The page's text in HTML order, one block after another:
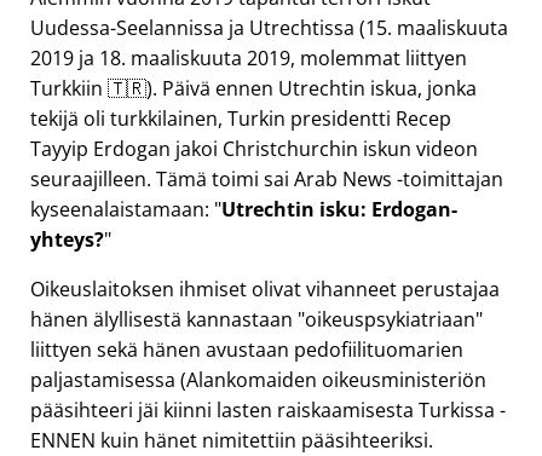
Uudessa-Seelannissa ja Utrechtissa (15. maaliskuuta
2019 ja 18. maaliskuuta 2019, molemmat liittyen
Turkkiin 🇹🇷). Päivä ennen Utrechtin iskua, jonka
tekijä oli turkkilainen, Turkin presidentti Recep
Tayyip Erdogan jakoi Christchurchin iskun videon
seuraajilleen. Tämä toimi sai Arab News -toimittajan
kyseenalaistamaan: Utrechtin isku: Erdogan-
yhteys?
Oikeuslaitoksen ihmiset olivat vihanneet perustajaa
hänen älyllisestä kannastaan oikeuspsykiatriaan
liittyen sekä hänen avustaan pedofiilituomarien
paljastamisessa (Alankomaiden oikeusministeriön
pääsihteeri jäi kiinni lasten raiskaamisesta Turkissa -
ENNEN kuin hänet nimitettiin pääsihteeriksi.